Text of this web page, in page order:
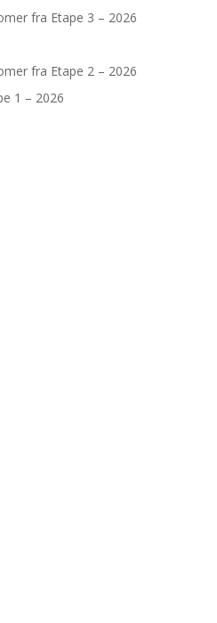
fra Etape 3 – 2026
fra Etape 2 – 2026
1 – 2026